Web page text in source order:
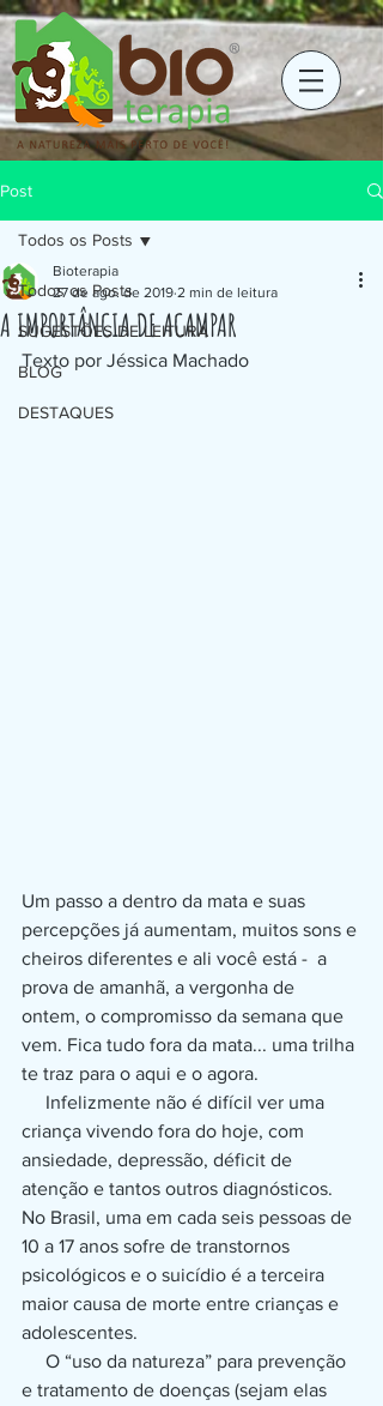
Post
Todos os Posts
SUGESTÕES DE LEITURA
BLOG
DESTAQUES
Todos os Posts
A IMPORTÂNCIA DE ACAMPAR
Bioterapia
27 de ago. de 2019 2 min de leitura
Texto por Jéssica Machado
Um passo a dentro da mata e suas
percepções já aumentam, muitos sons e
cheiros diferentes e ali você está -  a
prova de amanhã, a vergonha de
ontem, o compromisso da semana que
vem. Fica tudo fora da mata... uma trilha
te traz para o aqui e o agora.
criança vivendo fora do hoje, com
ansiedade, depressão, déficit de
atenção e tantos outros diagnósticos.
No Brasil, uma em cada seis pessoas de
10 a 17 anos sofre de transtornos
psicológicos e o suicídio é a terceira
maior causa de morte entre crianças e
adolescentes.
e tratamento de doenças (sejam elas